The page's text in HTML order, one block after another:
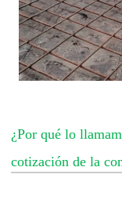
¿Por qué lo
cotización de la